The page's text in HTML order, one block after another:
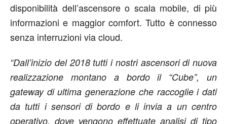
disponibilità dell’ascensore o scala mobile, di più
informazioni e maggior comfort. Tutto è connesso
senza interruzioni via cloud.
“Dall’inizio del 2018 tutti i nostri ascensori di nuova
realizzazione montano a bordo il “Cube”, un
gateway di ultima generazione che raccoglie i dati
da tutti i sensori di bordo e li invia a un centro
operativo, dove vengono effettuate analisi di tipo